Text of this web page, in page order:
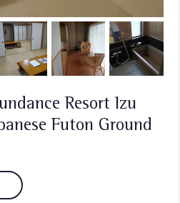
Resort Izu
Futon Ground